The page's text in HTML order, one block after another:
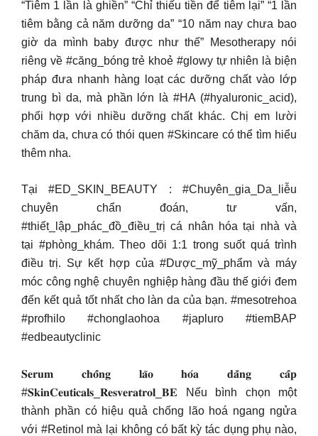
“Tiêm 1 lần là ghiền” “Chỉ thiếu tiền để tiêm lại” “1 lần
tiêm bằng cả năm dưỡng da” “10 năm nay chưa bao
giờ da mình baby được như thế” Mesotherapy nói
riêng về #căng_bóng trẻ khoẻ #glowy tự nhiên là biện
pháp đưa nhanh hàng loạt các dưỡng chất vào lớp
trung bì da, mà phần lớn là #HA (#hyaluronic_acid),
phối hợp với nhiều dưỡng chất khác. Chị em lười
chăm da, chưa có thói quen #Skincare có thể tìm hiểu
thêm nha.
Tại #ED_SKIN_BEAUTY : #Chuyên_gia_Da_liễu
chuyên chẩn đoán, tư vấn,
#thiết_lập_phác_đồ_điều_trị cá nhân hóa tại nhà và
tại #phòng_khám. Theo dõi 1:1 trong suốt quá trình
điều trị. Sự kết hợp của #Dược_mỹ_phẩm và máy
móc công nghệ chuyên nghiệp hàng đầu thế giới đem
đến kết quả tốt nhất cho làn da của bạn. #mesotrehoa
#profhilo #chonglaohoa #japluro #tiemBAP
#edbeautyclinic
𝐒𝐞𝐫𝐮𝐦 𝐜𝐡𝐨̂́𝐧𝐠 𝐥𝐚̃𝐨 𝐡𝐨́𝐚 𝐝𝐚̆̉𝐧𝐠 𝐜𝐚̂́𝐩
#𝐒𝐤𝐢𝐧𝐂𝐞𝐮𝐭𝐢𝐜𝐚𝐥𝐬_𝐑𝐞𝐬𝐯𝐞𝐫𝐚𝐭𝐫𝐨𝐥_𝐁𝐄 Nếu bình chọn một
thành phần có hiệu quả chống lão hoá ngang ngửa
với #Retinol mà lại không có bất kỳ tác dụng phụ nào,